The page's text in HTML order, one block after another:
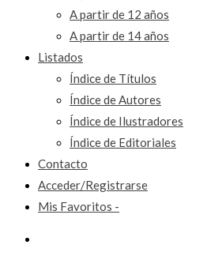
A partir de 12 años
A partir de 14 años
Listados
Índice de Títulos
Índice de Autores
Índice de Ilustradores
Índice de Editoriales
Contacto
Acceder/Registrarse
Mis Favoritos -